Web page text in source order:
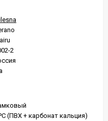
2
(ПВХ + карбонат кальция)